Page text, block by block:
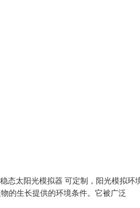
态太阳光模拟器 可定制，阳光模拟环
的生长提供的环境条件。它被广泛